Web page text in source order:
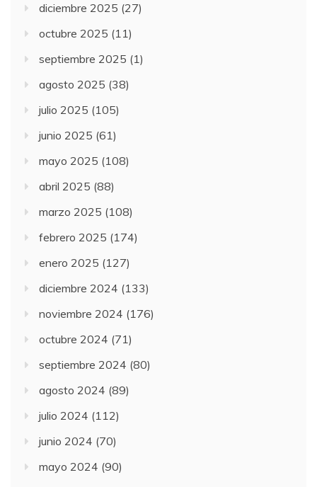
diciembre 2025 (27)
octubre 2025 (11)
septiembre 2025 (1)
agosto 2025 (38)
julio 2025 (105)
junio 2025 (61)
mayo 2025 (108)
abril 2025 (88)
marzo 2025 (108)
febrero 2025 (174)
enero 2025 (127)
diciembre 2024 (133)
noviembre 2024 (176)
octubre 2024 (71)
septiembre 2024 (80)
agosto 2024 (89)
julio 2024 (112)
junio 2024 (70)
mayo 2024 (90)